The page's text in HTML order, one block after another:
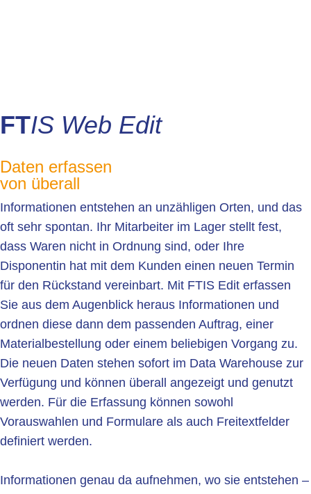
FTIS Web Edit
Daten erfassen
von überall
Informationen entstehen an unzähligen Orten, und das
oft sehr spontan. Ihr Mitarbeiter im Lager stellt fest,
dass Waren nicht in Ordnung sind, oder Ihre
Disponentin hat mit dem Kunden einen neuen Termin
für den Rückstand vereinbart. Mit FTIS Edit erfassen
Sie aus dem Augenblick heraus Informationen und
ordnen diese dann dem passenden Auftrag, einer
Materialbestellung oder einem beliebigen Vorgang zu.
Die neuen Daten stehen sofort im Data Warehouse zur
Verfügung und können überall angezeigt und genutzt
werden. Für die Erfassung können sowohl
Vorauswahlen und Formulare als auch Freitextfelder
definiert werden.
Informationen genau da aufnehmen, wo sie entstehen –